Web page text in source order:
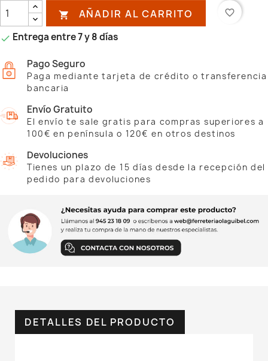
 AÑADIR AL CARRITO favorite_border
 Entrega entre 7 y 8 días
Pago Seguro
Paga mediante tarjeta de crédito o transferencia
bancaria
Envío Gratuito
El envío te sale gratis para compras superiores a
100€ en península o 120€ en otros destinos
Devoluciones
Tienes un plazo de 15 días desde la recepción del
pedido para devoluciones
DETALLES DEL PRODUCTO